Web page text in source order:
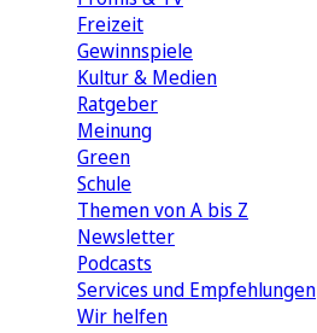
Freizeit
Gewinnspiele
Kultur & Medien
Ratgeber
Meinung
Green
Schule
Themen von A bis Z
Newsletter
Podcasts
Services und Empfehlungen
Wir helfen